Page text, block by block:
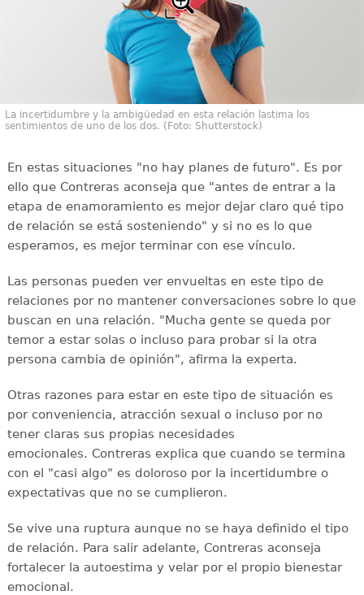
La incertidumbre y la ambigüedad en esta relación lastima los
sentimientos de uno de los dos. (Foto: Shutterstock)
En estas situaciones "no hay planes de futuro". Es por
ello que Contreras aconseja que "antes de entrar a la
etapa de enamoramiento es mejor dejar claro qué tipo
de relación se está sosteniendo" y si no es lo que
esperamos, es mejor terminar con ese vínculo.
Las personas pueden ver envueltas en este tipo de
relaciones por no mantener conversaciones sobre lo que
buscan en una relación. "Mucha gente se queda por
temor a estar solas o incluso para probar si la otra
persona cambia de opinión", afirma la experta.
Otras razones para estar en este tipo de situación es
por conveniencia, atracción sexual o incluso por no
tener claras sus propias necesidades
emocionales. Contreras explica que cuando se termina
con el "casi algo" es doloroso por la incertidumbre o
expectativas que no se cumplieron.
Se vive una ruptura aunque no se haya definido el tipo
de relación. Para salir adelante, Contreras aconseja
fortalecer la autoestima y velar por el propio bienestar
emocional.